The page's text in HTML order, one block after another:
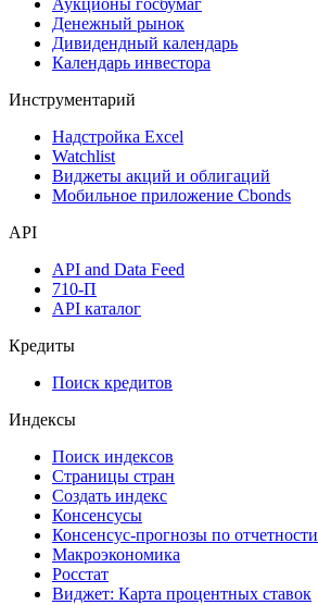
Аукционы госбумаг
Денежный рынок
Дивидендный календарь
Календарь инвестора
Инструментарий
Надстройка Excel
Watchlist
Виджеты акций и облигаций
Мобильное приложение Cbonds
API
API and Data Feed
710-П
API каталог
Кредиты
Поиск кредитов
Индексы
Поиск индексов
Страницы стран
Создать индекс
Консенсусы
Консенсус-прогнозы по отчетности
Макроэкономика
Росстат
Виджет: Карта процентных ставок